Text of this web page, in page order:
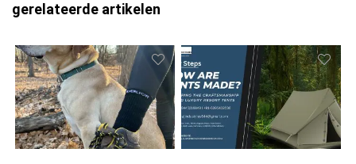
gerelateerde artikelen